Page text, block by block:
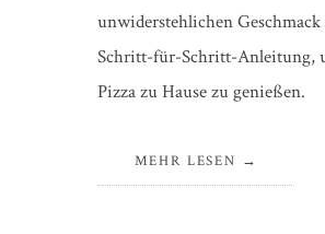
unwiderstehlichen
Schritt-für-Schritt-Anleitung,
Pizza zu Hause zu genießen.
MEHR LESEN